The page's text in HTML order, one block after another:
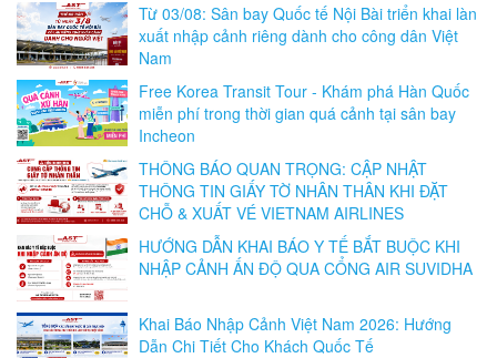
Từ 03/08: Sân bay Quốc tế Nội Bài triển khai làn
xuất nhập cảnh riêng dành cho công dân Việt
Nam
Free Korea Transit Tour - Khám phá Hàn Quốc
miễn phí trong thời gian quá cảnh tại sân bay
Incheon
THÔNG BÁO QUAN TRỌNG: CẬP NHẬT
THÔNG TIN GIẤY TỜ NHÂN THÂN KHI ĐẶT
CHỖ & XUẤT VÉ VIETNAM AIRLINES
HƯỚNG DẪN KHAI BÁO Y TẾ BẮT BUỘC KHI
NHẬP CẢNH ẤN ĐỘ QUA CỔNG AIR SUVIDHA
Khai Báo Nhập Cảnh Việt Nam 2026: Hướng
Dẫn Chi Tiết Cho Khách Quốc Tế